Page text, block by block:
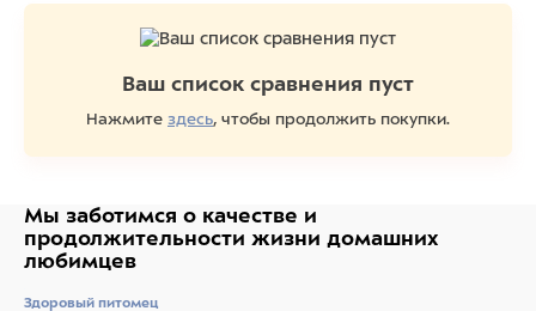
Ваш список сравнения пуст
Нажмите здесь, чтобы продолжить покупки.
Мы заботимся о качестве и
продолжительности жизни домашних
любимцев
Здоровый питомец